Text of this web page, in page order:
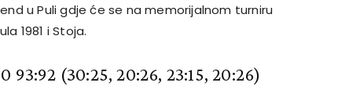
u Puli gdje će se na memorijalnom turniru
1981 i Stoja.
93:92 (30:25, 20:26, 23:15, 20:26)